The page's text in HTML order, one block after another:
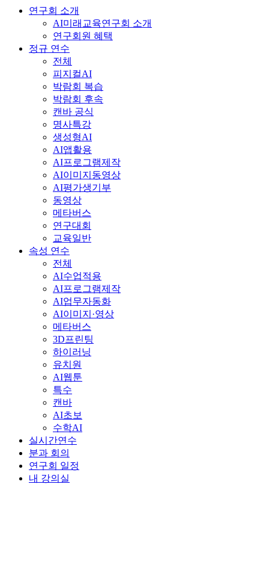
연구회 소개
AI미래교육연구회 소개
연구회원 혜택
정규 연수
전체
피지컬AI
박람회 복습
박람회 후속
캔바 공식
명사특강
생성형AI
AI앱활용
AI프로그램제작
AI이미지동영상
AI평가생기부
동영상
메타버스
연구대회
교육일반
속성 연수
전체
AI수업적용
AI프로그램제작
AI업무자동화
AI이미지·영상
메타버스
3D프린팅
하이러닝
유치원
AI웹툰
특수
캔바
AI초보
수학AI
실시간연수
분과 회의
연구회 일정
내 강의실